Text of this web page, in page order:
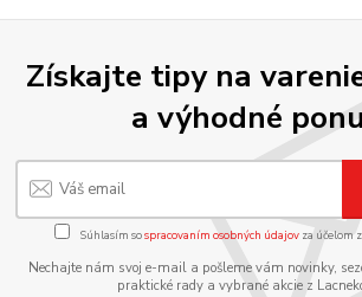
Získajte tipy na
a výhodné
Súhlasím sospracovaním osobných údajov za účelom
Nechajte nám svoj e-mail a pošleme vám novinky,
praktické rady a vybrané akcie z